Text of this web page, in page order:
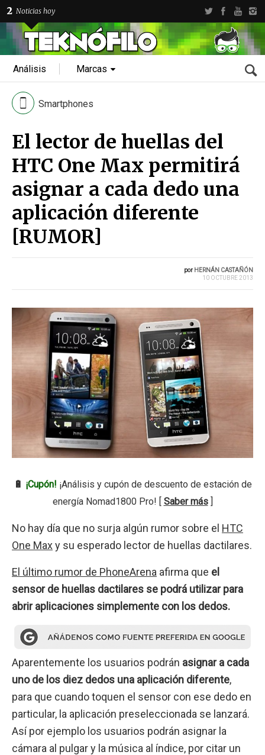
2 Noticias hoy
Análisis Marcas
Smartphones
El lector de huellas del
HTC One Max permitirá
asignar a cada dedo una
aplicación diferente
[RUMOR]
por HERNÁN CASTAÑÓN
10 OCTUBRE 2013
🔋 ¡Cupón! ¡Análisis y cupón de descuento de estación de
energía Nomad1800 Pro! [ Saber más]
No hay día que no surja algún rumor sobre el HTC
One Maxy su esperado lector de huellas dactilares.
El último rumor de PhoneArena afirma que el
sensor de huellas dactilares se podrá utilizar para
abrir aplicaciones simplemente con los dedos.
Aparentemente los usuarios podrán asignar a cada
uno de los diez dedos una aplicación diferente,
para que cuando toquen el sensor con ese dedo en
particular, la aplicación preseleccionada se lanzará.
Así por ejemplo los usuarios podrán asignar la
cámara al pulgar y la música al índice, por citar un